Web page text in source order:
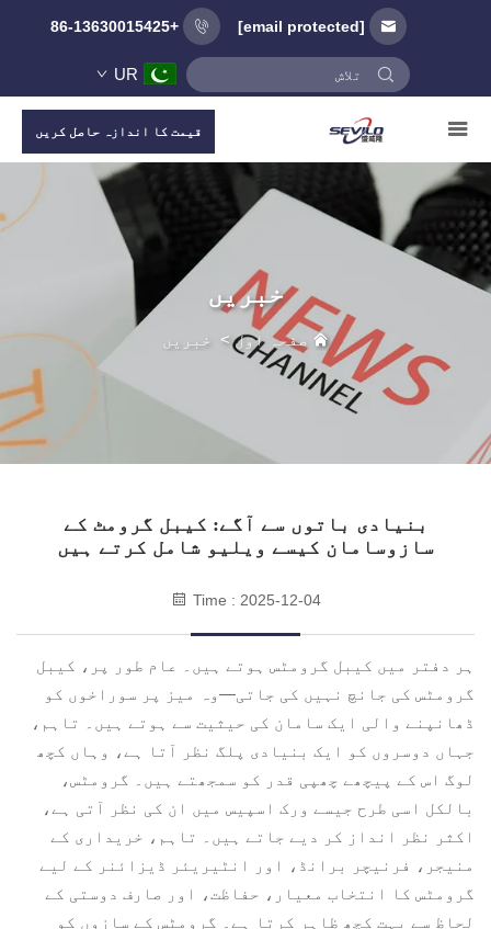
[email protected]
+86-13630015425
UR
قیمت کا اندازہ حاصل کریں
خبریں
صفحہ اول> خبریں
بنیادی باتوں سے آگے: کیبل گرومٹ کے
سازوسامان کیسے ویلیو شامل کرتے ہیں
Time : 2025-12-04
ہر دفتر میں کیبل گرومٹس ہوتے ہیں۔ عام طور پر، کیبل
گرومٹس کی جانچ نہیں کی جاتی—وہ میز پر سوراخوں کو
ڈھانپنے والی ایک سامان کی حیثیت سے ہوتے ہیں۔ تاہم،
جہاں دوسروں کو ایک بنیادی پلگ نظر آتا ہے، وہاں کچھ
لوگ اس کے پیچھے چھپی قدر کو سمجھتے ہیں۔ گرومٹس،
بالکل اسی طرح جیسے ورک اسپیس میں ان کی نظر آتی ہے،
اکثر نظر انداز کر دیے جاتے ہیں۔ تاہم، خریداری کے
منیجر، فرنیچر برانڈ، اور انٹیریئر ڈیزائنر کے لیے
گرومٹس کا انتخاب معیار، حفاظت، اور صارف دوستی کے
لحاظ سے بہت کچھ ظاہر کرتا ہے۔ گرومٹس کے سازوں کو